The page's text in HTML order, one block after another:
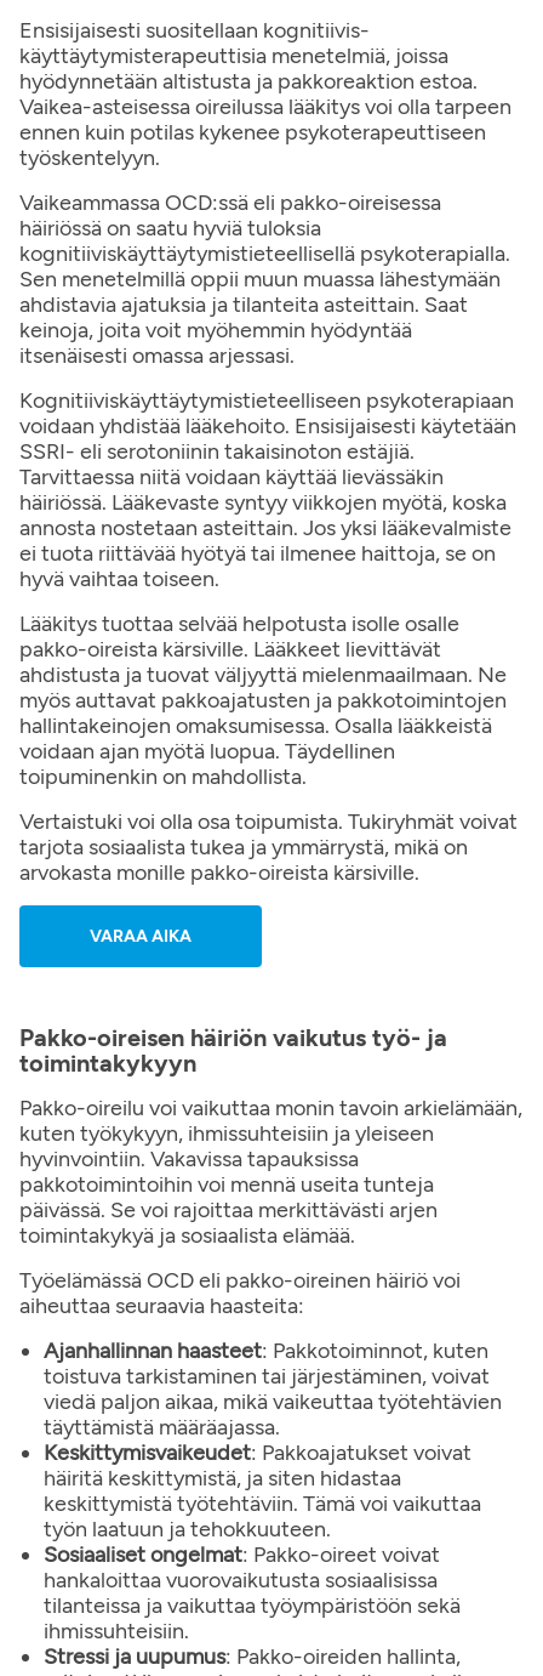
Ensisijaisesti suositellaan kognitiivis-
käyttäytymisterapeuttisia menetelmiä, joissa
hyödynnetään altistusta ja pakkoreaktion estoa.
Vaikea-asteisessa oireilussa lääkitys voi olla tarpeen
ennen kuin potilas kykenee psykoterapeuttiseen
työskentelyyn.
Vaikeammassa OCD:ssä eli pakko-oireisessa
häiriössä on saatu hyviä tuloksia
kognitiiviskäyttäytymistieteellisellä psykoterapialla.
Sen menetelmillä oppii muun muassa lähestymään
ahdistavia ajatuksia ja tilanteita asteittain. Saat
keinoja, joita voit myöhemmin hyödyntää
itsenäisesti omassa arjessasi.
Kognitiiviskäyttäytymistieteelliseen psykoterapiaan
voidaan yhdistää lääkehoito. Ensisijaisesti käytetään
SSRI- eli serotoniinin takaisinoton estäjiä.
Tarvittaessa niitä voidaan käyttää lievässäkin
häiriössä. Lääkevaste syntyy viikkojen myötä, koska
annosta nostetaan asteittain. Jos yksi lääkevalmiste
ei tuota riittävää hyötyä tai ilmenee haittoja, se on
hyvä vaihtaa toiseen.
Lääkitys tuottaa selvää helpotusta isolle osalle
pakko-oireista kärsiville. Lääkkeet lievittävät
ahdistusta ja tuovat väljyyttä mielenmaailmaan. Ne
myös auttavat pakkoajatusten ja pakkotoimintojen
hallintakeinojen omaksumisessa. Osalla lääkkeistä
voidaan ajan myötä luopua. Täydellinen
toipuminenkin on mahdollista.
Vertaistuki voi olla osa toipumista. Tukiryhmät voivat
tarjota sosiaalista tukea ja ymmärrystä, mikä on
arvokasta monille pakko-oireista kärsiville.
VARAA AIKA
Pakko-oireisen häiriön vaikutus työ- ja
toimintakykyyn
Pakko-oireilu voi vaikuttaa monin tavoin arkielämään,
kuten työkykyyn, ihmissuhteisiin ja yleiseen
hyvinvointiin. Vakavissa tapauksissa
pakkotoimintoihin voi mennä useita tunteja
päivässä. Se voi rajoittaa merkittävästi arjen
toimintakykyä ja sosiaalista elämää.
Työelämässä OCD eli pakko-oireinen häiriö voi
aiheuttaa seuraavia haasteita:
Ajanhallinnan haasteet: Pakkotoiminnot, kuten
toistuva tarkistaminen tai järjestäminen, voivat
viedä paljon aikaa, mikä vaikeuttaa työtehtävien
täyttämistä määräajassa.
Keskittymisvaikeudet: Pakkoajatukset voivat
häiritä keskittymistä, ja siten hidastaa
keskittymistä työtehtäviin. Tämä voi vaikuttaa
työn laatuun ja tehokkuuteen.
Sosiaaliset ongelmat: Pakko-oireet voivat
hankaloittaa vuorovaikutusta sosiaalisissa
tilanteissa ja vaikuttaa työympäristöön sekä
ihmissuhteisiin.
Stressi ja uupumus: Pakko-oireiden hallinta,